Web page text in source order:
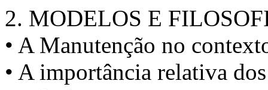
2. MODELOS E
• A Manutenção no
• A importância relativa